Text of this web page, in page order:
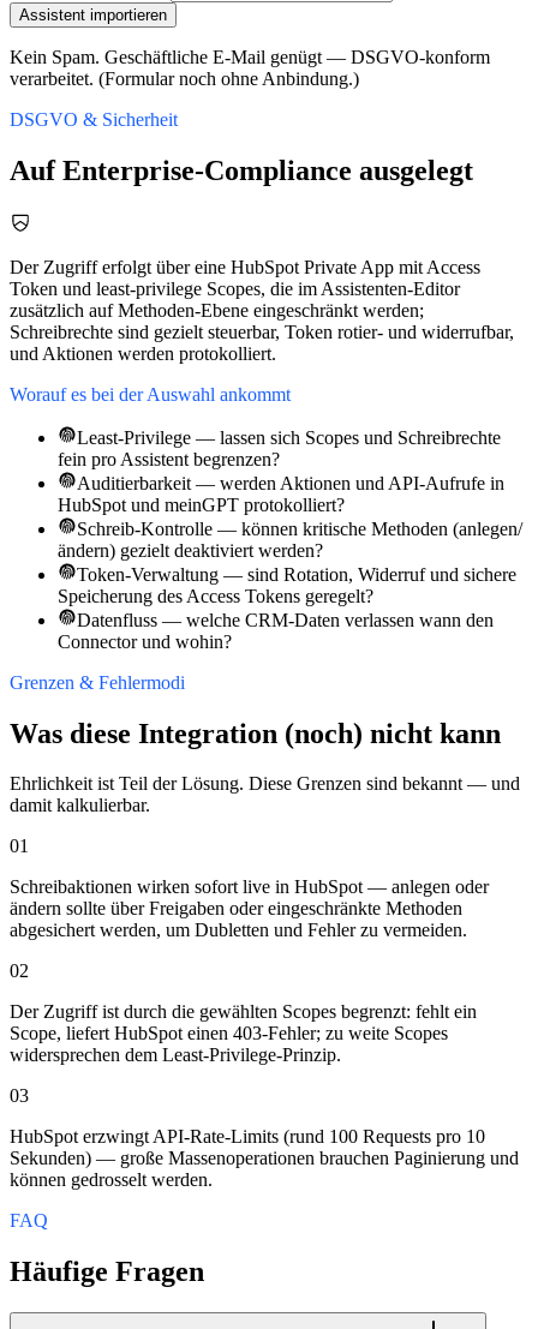
Assistent importieren
Kein Spam. Geschäftliche E-Mail genügt — DSGVO-konform
verarbeitet. (Formular noch ohne Anbindung.)
DSGVO & Sicherheit
Auf Enterprise-Compliance ausgelegt
Der Zugriff erfolgt über eine HubSpot Private App mit Access
Token und least-privilege Scopes, die im Assistenten-Editor
zusätzlich auf Methoden-Ebene eingeschränkt werden;
Schreibrechte sind gezielt steuerbar, Token rotier- und widerrufbar,
und Aktionen werden protokolliert.
Worauf es bei der Auswahl ankommt
Least-Privilege — lassen sich Scopes und Schreibrechte
fein pro Assistent begrenzen?
Auditierbarkeit — werden Aktionen und API-Aufrufe in
HubSpot und meinGPT protokolliert?
Schreib-Kontrolle — können kritische Methoden (anlegen/
ändern) gezielt deaktiviert werden?
Token-Verwaltung — sind Rotation, Widerruf und sichere
Speicherung des Access Tokens geregelt?
Datenfluss — welche CRM-Daten verlassen wann den
Connector und wohin?
Grenzen & Fehlermodi
Was diese Integration (noch) nicht kann
Ehrlichkeit ist Teil der Lösung. Diese Grenzen sind bekannt — und
damit kalkulierbar.
01
Schreibaktionen wirken sofort live in HubSpot — anlegen oder
ändern sollte über Freigaben oder eingeschränkte Methoden
abgesichert werden, um Dubletten und Fehler zu vermeiden.
02
Der Zugriff ist durch die gewählten Scopes begrenzt: fehlt ein
Scope, liefert HubSpot einen 403-Fehler; zu weite Scopes
widersprechen dem Least-Privilege-Prinzip.
03
HubSpot erzwingt API-Rate-Limits (rund 100 Requests pro 10
Sekunden) — große Massenoperationen brauchen Paginierung und
können gedrosselt werden.
FAQ
Häufige Fragen